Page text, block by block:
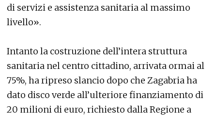
di servizi e assistenza sanitaria al massimo
livello».
Intanto la costruzione dell’intera struttura
sanitaria nel centro cittadino, arrivata ormai al
75%, ha ripreso slancio dopo che Zagabria ha
dato disco verde all’ulteriore finanziamento di
20 milioni di euro, richiesto dalla Regione a